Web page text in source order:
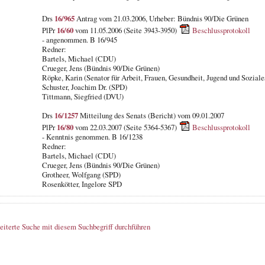
Drs 16/965Antrag vom 21.03.2006, Urheber: Bündnis 90/Die Grünen
PlPr16/60vom 11.05.2006 (Seite 3943-3950)
Beschlussprotokoll
- angenommen. B 16/945
Redner:
Bartels, Michael (CDU)
Crueger, Jens (Bündnis 90/Die Grünen)
Röpke, Karin (Senator für Arbeit, Frauen, Gesundheit, Jugend und
Schuster, Joachim Dr. (SPD)
Tittmann, Siegfried (DVU)
Drs 16/1257Mitteilung des Senats (Bericht) vom 09.01.2007
PlPr16/80vom 22.03.2007 (Seite 5364-5367)
Beschlussprotokoll
- Kenntnis genommen. B 16/1238
Redner:
Bartels, Michael (CDU)
Crueger, Jens (Bündnis 90/Die Grünen)
Grotheer, Wolfgang (SPD)
Rosenkötter, Ingelore SPD
Suche mit diesem Suchbegriff durchführen